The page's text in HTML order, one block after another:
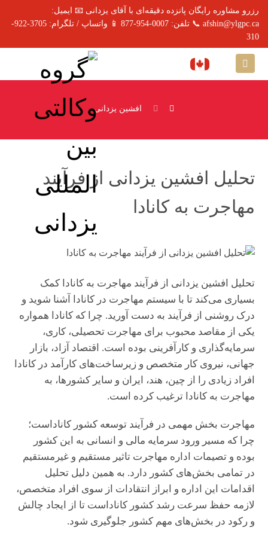
رزرو مشاوره رایگان پانزده دقیقه‌ای با آقای یزدانی 📧 ایمیل:
afshin@ylgpc.ca 📞 تلفن: 0007-954-877 📱 واتساپ / تلگرام: 3705-922-
310
افشین یزدانی
تحلیل افشین یزدانی از فرآیند
مهاجرت به کانادا
تحلیل افشین یزدانی از فرآیند مهاجرت به کانادا کمک
بسیاری می‌کند تا با سیستم مهاجرت در کانادا آشنا شوید و
درک روشنی از فرآیند به دست آورید. چرا که کانادا همواره
یکی از مقاصد محبوب برای مهاجرت تحصیلی، کاری،
سرمایه‌گذاری و کارآفرینی بوده است. اقتصاد آزاد، بازار
جهانی، نیروی کار متخصص و زیرساخت‌های کارآمد در کانادا
افراد زیادی را از چین، هند، ایران و سایر کشورها، به
مهاجرت به کانادا ترغیب کرده است.
مهاجرت بخش مهمی در فرآیند توسعه کشور کاناداست؛
چرا که مسیر ورود سرمایه مالی و انسانی به این کشور
بوده و تصیمات اداره مهاجرت تاثیر مستقیم و غیرمستقیم
در تمامی بخش‌های کشور دارد. به همین دلیل تحلیل
اقدامات این اداره و ابراز انتقادات از سوی افراد متخصص،
لازمه حفظ سرعت رشد کشور کاناداست تا از ایجاد چالش
و رکود در بخش‌های مهم کشور جلوگیری شود.